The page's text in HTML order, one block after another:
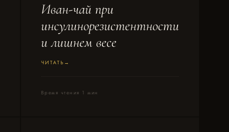
Иван-чай при
инсулинорезистентности
и лишнем весе
ЧИТАТЬ
Время чтения 1 мин